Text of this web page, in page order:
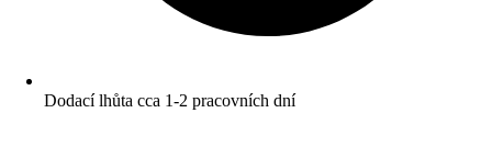
Dodací lhůta cca 1-2 pracovních dní